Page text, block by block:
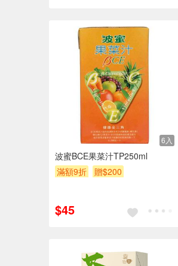
6入
波蜜BCE果菜汁TP250ml
滿額9折
贈$200
$45